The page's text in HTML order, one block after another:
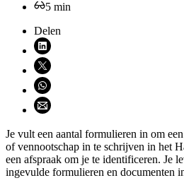
5 min
Delen
Deel via LinkedIn (opent nieuw
Deel via X (opent nieuw venster)
Deel via WhatsApp (opent
Deel via email (opent email
Je vult een aantal formulieren in om
of vennootschap in te schrijven in het
een afspraak om je te identificeren. Je
ingevulde formulieren en documenten